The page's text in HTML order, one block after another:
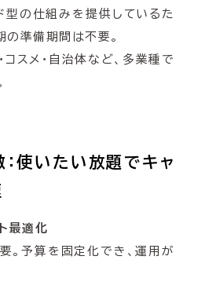
型の仕組みを提供しているた
の準備期間は不要。
コスメ・自治体など、多業種で
使いたい放題でキャ
最適化
。予算を固定化でき、運用が